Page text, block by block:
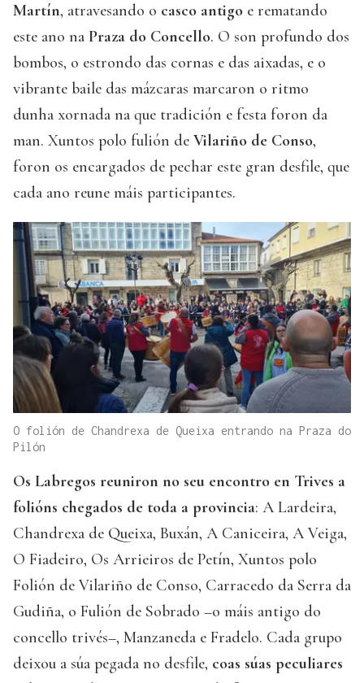
Martín, atravesando o casco antigo e rematando
este ano na Praza do Concello. O son profundo dos
bombos, o estrondo das cornas e das aixadas, e o
vibrante baile das mázcaras marcaron o ritmo
dunha xornada na que tradición e festa foron da
man. Xuntos polo fulión de Vilariño de Conso,
foron os encargados de pechar este gran desfile, que
cada ano reune máis participantes.
O folión de Chandrexa de Queixa entrando na Praza do
Pilón
Os Labregos reuniron no seu encontro en Trives a
folións chegados de toda a provincia: A Lardeira,
Chandrexa de Queixa, Buxán, A Caniceira, A Veiga,
O Fiadeiro, Os Arrieiros de Petín, Xuntos polo
Folión de Vilariño de Conso, Carracedo da Serra da
Gudiña, o Fulión de Sobrado –o máis antigo do
concello trivés–, Manzaneda e Fradelo. Cada grupo
deixou a súa pegada no desfile, coas súas peculiares